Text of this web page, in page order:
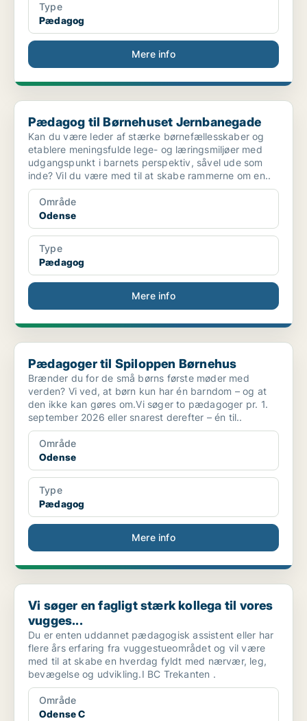
Type
Pædagog
Mere info
Pædagog til Børnehuset Jernbanegade
Pædagog til Børnehuset Jernbanegade
Kan du være leder af stærke børnefællesskaber og
etablere meningsfulde lege- og læringsmiljøer med
udgangspunkt i barnets perspektiv, såvel ude som
inde? Vil du være med til at skabe rammerne om en..
Område
Odense
Type
Pædagog
Mere info
Pædagoger til Spiloppen Børnehus
Pædagoger til Spiloppen Børnehus
Brænder du for de små børns første møder med
verden? Vi ved, at børn kun har én barndom – og at
den ikke kan gøres om.Vi søger to pædagoger pr. 1.
september 2026 eller snarest derefter – én til..
Område
Odense
Type
Pædagog
Mere info
Vi søger en fagligt stærk kollega til vores vugges...
Vi søger en fagligt stærk kollega til vores
vugges...
Du er enten uddannet pædagogisk assistent eller har
flere års erfaring fra vuggestueområdet og vil være
med til at skabe en hverdag fyldt med nærvær, leg,
bevægelse og udvikling.I BC Trekanten .
Område
Odense C